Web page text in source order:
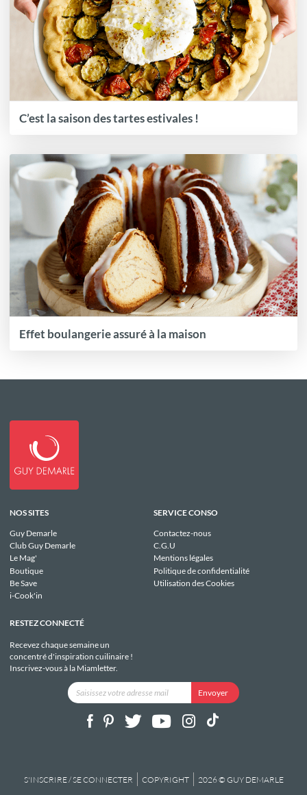
C’est la saison des tartes estivales !
Effet boulangerie assuré à la maison
NOS SITES
Guy Demarle
Club Guy Demarle
Le Mag'
Boutique
Be Save
i-Cook'in
SERVICE CONSO
Contactez-nous
C.G.U
Mentions légales
Politique de confidentialité
Utilisation des Cookies
RESTEZ CONNECTÉ
Recevez chaque semaine un
concentré d'inspiration cuilinaire !
Inscrivez-vous à la Miamletter.
S'INSCRIRE / SE CONNECTER COPYRIGHT 2026 © GUY DEMARLE